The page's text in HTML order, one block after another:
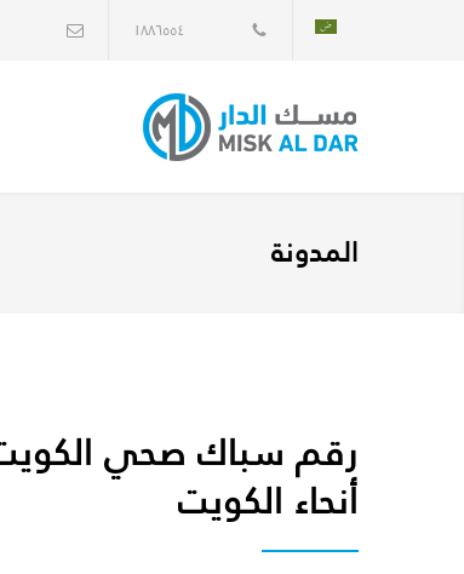
١٨٨٦٥٥٤
المدونة
أنحاء الكويت